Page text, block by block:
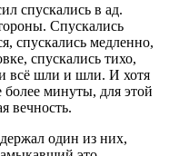
спускались в ад.
Спускались
спускались медленно,
спускались тихо,
всё шли и шли. И хотя
минуты, для этой
вечность.
один из них,